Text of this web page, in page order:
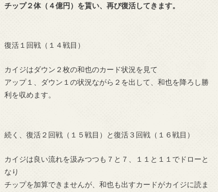
チップ２体（４億円）を貰い、再び復活してきます。
復活１回戦（１４戦目）
カイジはダウン２枚の和也のカード状況を見て
アップ１、ダウン１の状況ながら２を出して、和也を降ろし勝
利を収めます。
続く、復活２回戦（１５戦目）と復活３回戦（１６戦目）
カイジは良い流れを汲みつつも７と７、１１と１１でドローと
なり
チップを加算できませんが、和也も出すカードがカイジに読ま